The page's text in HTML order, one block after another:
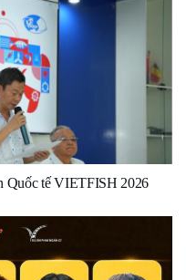
Quốc tế VIETFISH 2026